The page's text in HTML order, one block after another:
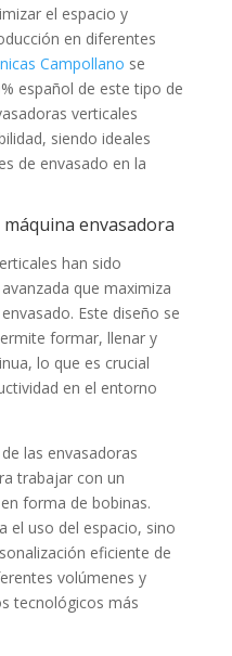
el espacio y
en diferentes
Campollano se
español de este tipo de
verticales
siendo ideales
de envasado en la
envasadora
han sido
que maximiza
Este diseño se
formar, llenar y
lo que es crucial
en el entorno
las envasadoras
trabajar con un
forma de bobinas.
el uso del espacio, sino
eficiente de
volúmenes y
tecnológicos más